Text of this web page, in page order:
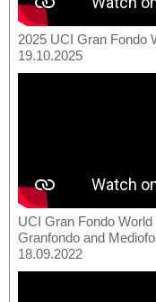
2025 UCI Gran Fondo
19.10.2025
UCI Gran Fondo
Granfondo and
18.09.2022